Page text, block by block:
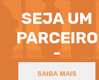
SEJA UM
PARCEIRO
SAIBA MAIS